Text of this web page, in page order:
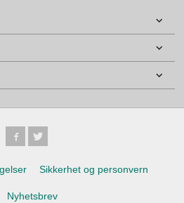
Sikkerhet og personvern
Nyhetsbrev